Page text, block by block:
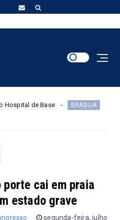
BRASILIA Quarta parcela do
porte cai em praia
estado grave
segunda-feira, julho